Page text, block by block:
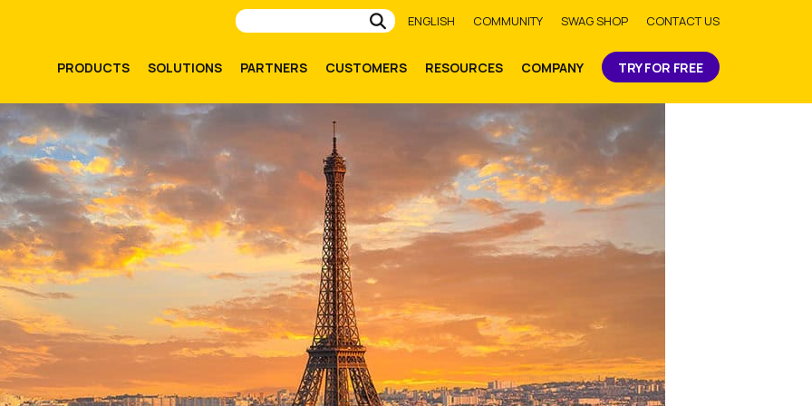
Submit
ENGLISH COMMUNITY SWAG SHOP CONTACT US
PRODUCTS SOLUTIONS PARTNERS CUSTOMERS RESOURCES COMPANY TRY FOR FREE